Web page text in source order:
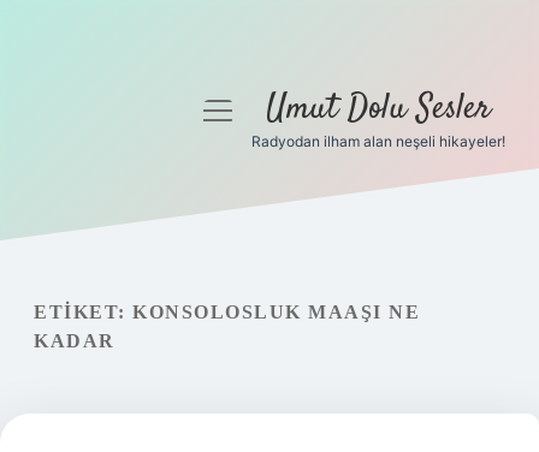
Gizlilik Politikası
Hakkımızda
menüyüUmut Dolu Sesler
Radyodan ilham alan neşeli hikayeler!
ETIKET: KONSOLOSLUK MAAŞI NE
KADAR